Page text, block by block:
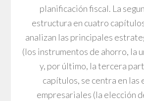
planificación fiscal. La
estructura en cuatro
analizan las principales
(los instrumentos de ahorro, la
y, por último, la tercera
capítulos, se centra en las
empresariales (la elección